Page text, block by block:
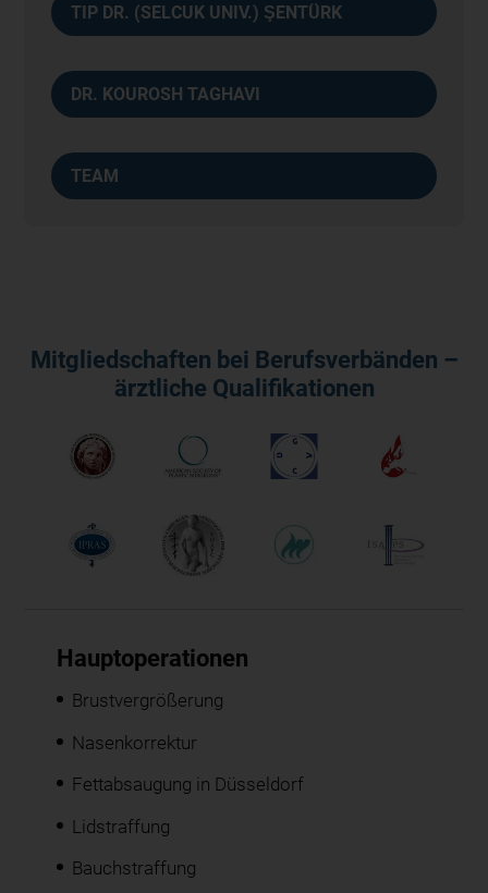
TIP DR. (SELCUK UNIV.) ŞENTÜRK
DR. KOUROSH TAGHAVI
TEAM
Mitgliedschaften bei Berufsverbänden –
ärztliche Qualifikationen
Hauptoperationen
Brustvergrößerung
Nasenkorrektur
Fettabsaugung in Düsseldorf
Lidstraffung
Bauchstraffung